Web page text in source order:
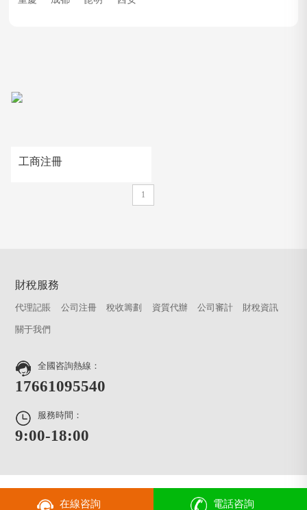
工商注冊
1
財稅服務
代理記賬 公司注冊 稅收籌劃 資質代辦 公司審計 財稅資訊
關于我們
全國咨詢熱線：
17661095540
服務時間：
9:00-18:00
在線咨詢 電話咨詢